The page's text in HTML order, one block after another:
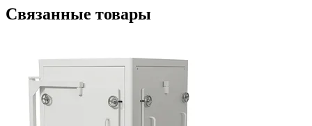
Связанные товары